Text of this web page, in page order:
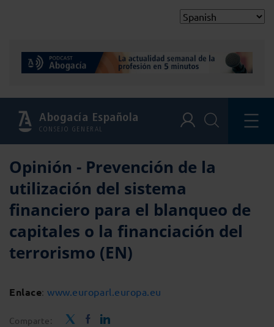
Abogacía Española
CONSEJO GENERAL
Opinión - Prevención de la
utilización del sistema
financiero para el blanqueo de
capitales o la financiación del
terrorismo (EN)
Enlace:www.europarl.europa.eu
Comparte: